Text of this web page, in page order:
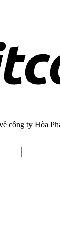
công ty Hòa